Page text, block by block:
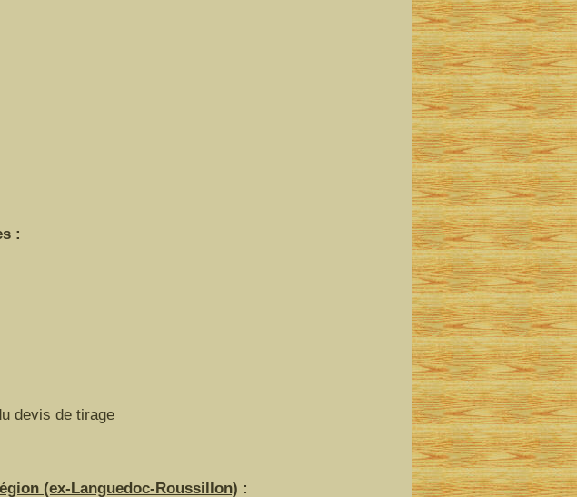
:
devis de tirage
(ex-Languedoc-Roussillon) :